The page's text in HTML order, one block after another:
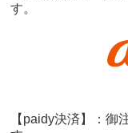
す。
【paidy決済】：御